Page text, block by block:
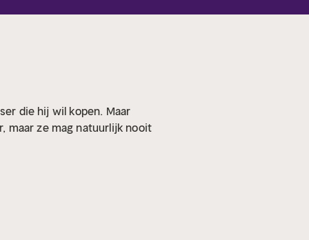
die hij wil kopen. Maar
maar ze mag natuurlijk nooit